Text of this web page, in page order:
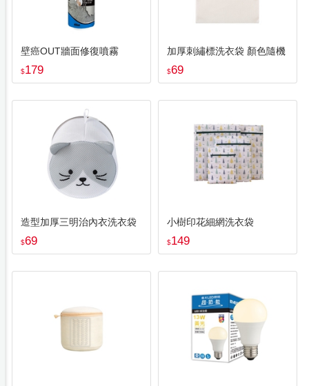
壁癌OUT牆面修復噴霧
$179
加厚刺繡標洗衣袋 顏色隨機
$69
造型加厚三明治內衣洗衣袋
$69
小樹印花細網洗衣袋
$149